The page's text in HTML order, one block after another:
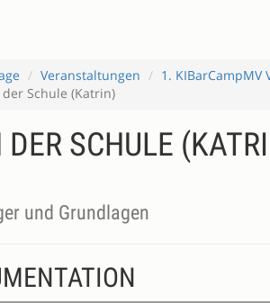
Veranstaltungen
1.
der Schule (Katrin)
DER SCHULE
und Grundlagen